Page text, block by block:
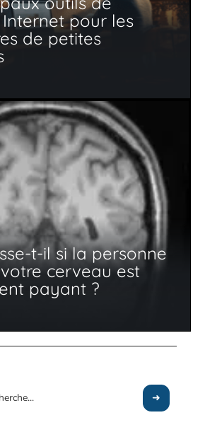
pour les
de petites
t-il si la personne
cerveau est
payant ?